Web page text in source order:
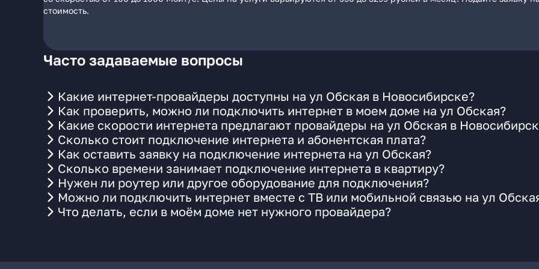
стоимость.
Часто задаваемые вопросы
Какие интернет-провайдеры доступны на ул Обская в Новосибирске?
Как проверить, можно ли подключить интернет в моем доме на ул Обская?
Какие скорости интернета предлагают провайдеры на ул Обская в
Сколько стоит подключение интернета и абонентская плата?
Как оставить заявку на подключение интернета на ул Обская?
Сколько времени занимает подключение интернета в квартиру?
Нужен ли роутер или другое оборудование для подключения?
Можно ли подключить интернет вместе с ТВ или мобильной связью на ул
Что делать, если в моём доме нет нужного провайдера?